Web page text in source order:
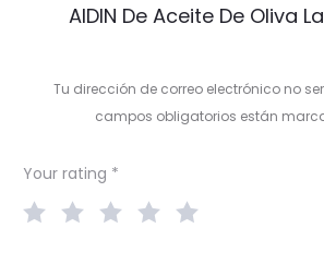
s
AIDIN De Aceite De Oliva
Tu dirección de correo electrónico no
campos obligatorios están
Your rating *